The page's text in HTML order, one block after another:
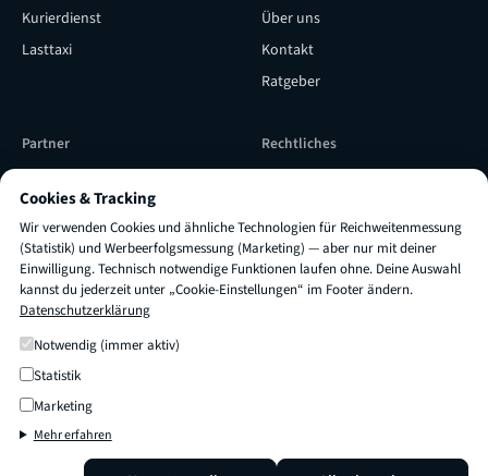
Kurierdienst
Lasttaxi
Über uns
Kontakt
Ratgeber
Partner
Subunternehmer Login
TRUXI als Lieferpartner
engagieren
Rechtliches
Impressum
AGB
Datenschutz
© 2026 TRUXI
Cookies & Tracking
Wir verwenden Cookies und ähnliche Technologien für Reichweitenmessung
(Statistik) und Werbeerfolgsmessung (Marketing) — aber nur mit deiner
Einwilligung. Technisch notwendige Funktionen laufen ohne. Deine Auswahl
kannst du jederzeit unter „Cookie-Einstellungen“ im Footer ändern.
Datenschutzerklärung
Notwendig (immer aktiv)
Statistik
Marketing
Mehr erfahren